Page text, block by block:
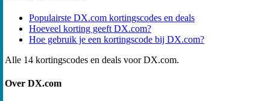
Populairste DX.com kortingscodes en deals
Hoeveel korting geeft DX.com?
Hoe gebruik je een kortingscode bij DX.com?
Alle 14 kortingscodes en deals voor DX.com.
Over DX.com